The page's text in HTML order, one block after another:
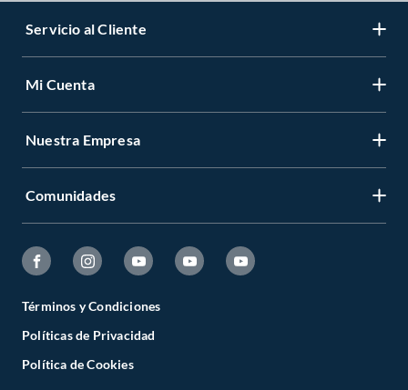
Servicio al Cliente
Mi Cuenta
Nuestra Empresa
Comunidades
Términos y Condiciones
Políticas de Privacidad
Política de Cookies